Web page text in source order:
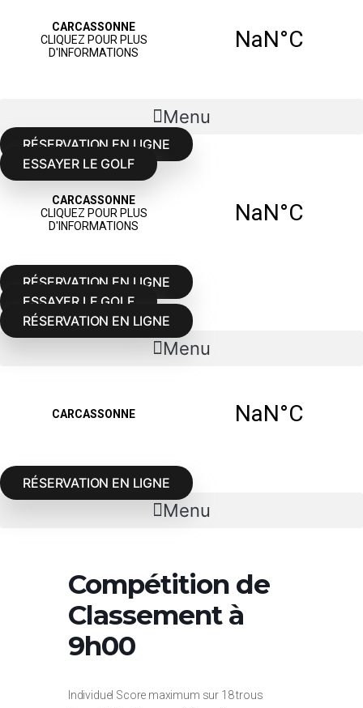
Menu
RÉSERVATION EN LIGNE
ESSAYER LE GOLF
RÉSERVATION EN LIGNE
ESSAYER LE GOLF
RÉSERVATION EN LIGNE
Menu
RÉSERVATION EN LIGNE
Menu
Compétition de
Classement à
9h00
Individuel Score maximum sur 18 trous